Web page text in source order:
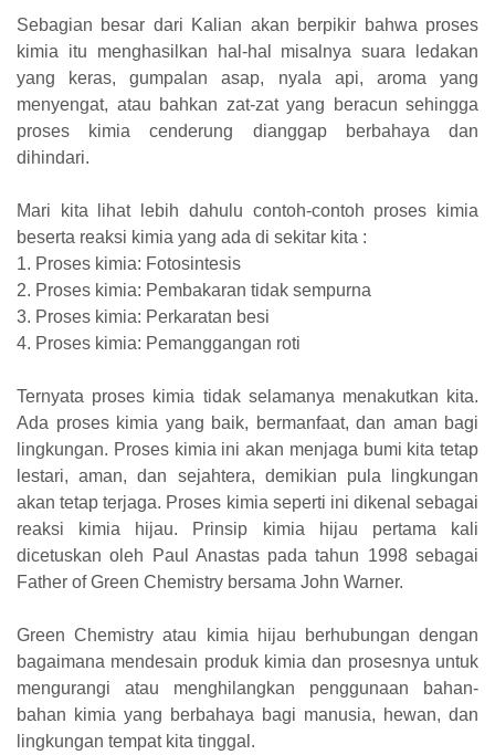
Sebagian besar dari Kalian akan berpikir bahwa proses
kimia itu menghasilkan hal-hal misalnya suara ledakan
yang keras, gumpalan asap, nyala api, aroma yang
menyengat, atau bahkan zat-zat yang beracun sehingga
proses kimia cenderung dianggap berbahaya dan
dihindari.
Mari kita lihat lebih dahulu contoh-contoh proses kimia
beserta reaksi kimia yang ada di sekitar kita :
1. Proses kimia: Fotosintesis
2. Proses kimia: Pembakaran tidak sempurna
3. Proses kimia: Perkaratan besi
4. Proses kimia: Pemanggangan roti
Ternyata proses kimia tidak selamanya menakutkan kita.
Ada proses kimia yang baik, bermanfaat, dan aman bagi
lingkungan. Proses kimia ini akan menjaga bumi kita tetap
lestari, aman, dan sejahtera, demikian pula lingkungan
akan tetap terjaga. Proses kimia seperti ini dikenal sebagai
reaksi kimia hijau. Prinsip kimia hijau pertama kali
dicetuskan oleh Paul Anastas pada tahun 1998 sebagai
Father of Green Chemistry bersama John Warner.
Green Chemistry atau kimia hijau berhubungan dengan
bagaimana mendesain produk kimia dan prosesnya untuk
mengurangi atau menghilangkan penggunaan bahan-
bahan kimia yang berbahaya bagi manusia, hewan, dan
lingkungan tempat kita tinggal.